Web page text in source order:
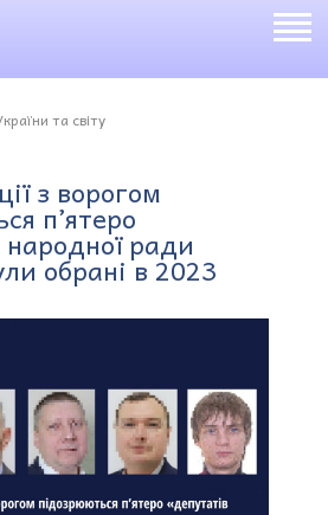
та світу
з ворогом
п’ятеро
ради
обрані в 2023